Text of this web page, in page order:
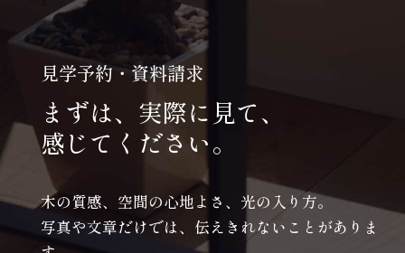
見学予約・資料請求
まずは、実際に見て、
感じてください。
木の質感、空間の心地よさ、光の入り方。
写真や文章だけでは、伝えきれないことがありま